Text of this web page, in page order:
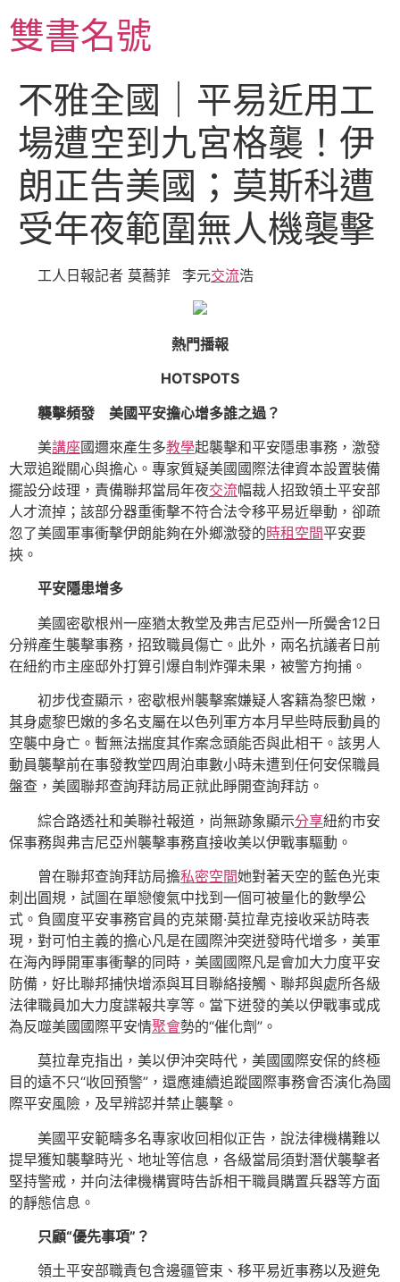
至
主雙書名號
不雅全國｜平易近用工
場遭空到九宮格襲！伊
朗正告美國；莫斯科遭
受年夜範圍無人機襲擊
工人日報記者 莫蕎菲 李元交流浩
熱門播報
HOTSPOTS
襲擊頻發 美國平安擔心增多誰之過？
美講座國邇來產生多教學起襲擊和平安隱患事務，激發
大眾追蹤關心與擔心。專家質疑美國國際法律資本設置裝備
擺設分歧理，責備聯邦當局年夜交流幅裁人招致領土平安部
人才流掉；該部分器重衝擊不符合法令移平易近舉動，卻疏
忽了美國軍事衝擊伊朗能夠在外鄉激發的時租空間平安要
挾。
平安隱患增多
美國密歇根州一座猶太教堂及弗吉尼亞州一所黌舍12日
分辨產生襲擊事務，招致職員傷亡。此外，兩名抗議者日前
在紐約市主座邸外打算引爆自制炸彈未果，被警方拘捕。
初步伐查顯示，密歇根州襲擊案嫌疑人客籍為黎巴嫩，
其身處黎巴嫩的多名支屬在以色列軍方本月早些時辰動員的
空襲中身亡。暫無法揣度其作案念頭能否與此相干。該男人
動員襲擊前在事發教堂四周泊車數小時未遭到任何安保職員
盤查，美國聯邦查詢拜訪局正就此睜開查詢拜訪。
綜合路透社和美聯社報道，尚無跡象顯示分享紐約市安
保事務與弗吉尼亞州襲擊事務直接收美以伊戰事驅動。
曾在聯邦查詢拜訪局擔私密空間她對著天空的藍色光束
刺出圓規，試圖在單戀傻氣中找到一個可被量化的數學公
式。負國度平安事務官員的克萊爾·莫拉韋克接收采訪時表
現，對可怕主義的擔心凡是在國際沖突迸發時代增多，美軍
在海內睜開軍事衝擊的同時，美國國際凡是會加大力度平安
防備，好比聯邦捕快增添與耳目聯絡接觸、聯邦與處所各級
法律職員加大力度諜報共享等。當下迸發的美以伊戰事或成
為反噬美國國際平安情聚會勢的“催化劑”。
莫拉韋克指出，美以伊沖突時代，美國國際安保的終極
目的遠不只“收回預警”，還應連續追蹤國際事務會否演化為國
際平安風險，及早辨認并禁止襲擊。
美國平安範疇多名專家收回相似正告，說法律機構難以
提早獲知襲擊時光、地址等信息，各級當局須對潛伏襲擊者
堅持警戒，并向法律機構實時告訴相干職員購置兵器等方面
的靜態信息。
只顧“優先事項”？
領土平安部職責包含邊疆管束、移平易近事務以及避免